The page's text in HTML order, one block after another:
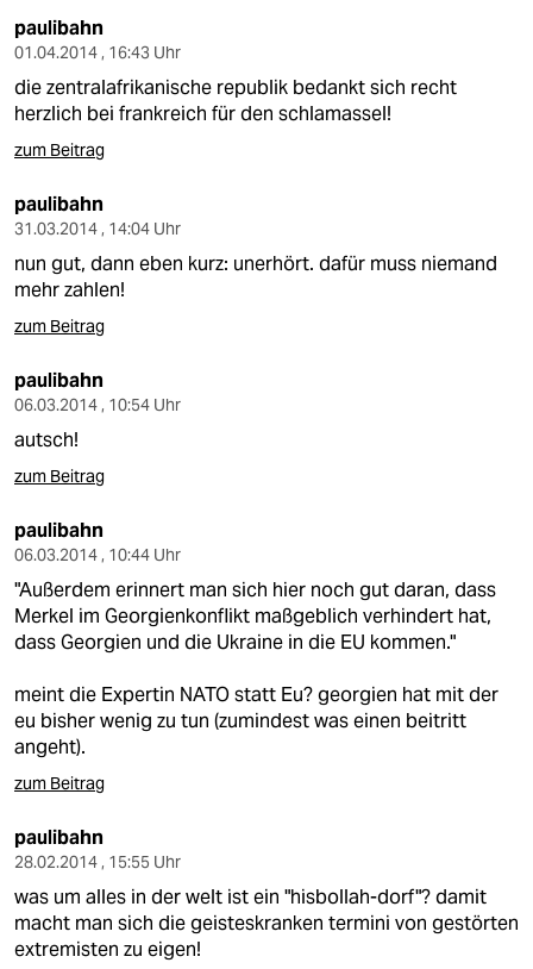
paulibahn
01.04.2014 , 16:43 Uhr
die zentralafrikanische republik bedankt sich recht
herzlich bei frankreich für den schlamassel!
zum Beitrag
paulibahn
31.03.2014 , 14:04 Uhr
nun gut, dann eben kurz: unerhört. dafür muss niemand
mehr zahlen!
zum Beitrag
paulibahn
06.03.2014 , 10:54 Uhr
autsch!
zum Beitrag
paulibahn
06.03.2014 , 10:44 Uhr
"Außerdem erinnert man sich hier noch gut daran, dass
Merkel im Georgienkonflikt maßgeblich verhindert hat,
dass Georgien und die Ukraine in die EU kommen."
meint die Expertin NATO statt Eu? georgien hat mit der
eu bisher wenig zu tun (zumindest was einen beitritt
angeht).
zum Beitrag
paulibahn
28.02.2014 , 15:55 Uhr
was um alles in der welt ist ein "hisbollah-dorf"? damit
macht man sich die geisteskranken termini von gestörten
extremisten zu eigen!